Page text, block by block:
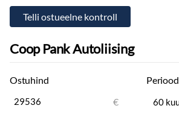
Coop Pank Autoliising
Ostuhind
€
Periood